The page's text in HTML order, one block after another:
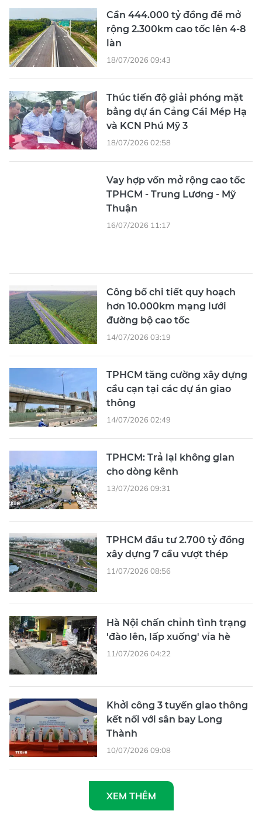
Cần 444.000 tỷ đồng để mở
rộng 2.300km cao tốc lên 4-8
làn
18/07/2026 09:43
Thúc tiến độ giải phóng mặt
bằng dự án Cảng Cái Mép Hạ
và KCN Phú Mỹ 3
18/07/2026 02:58
Vay hợp vốn mở rộng cao tốc
TPHCM - Trung Lương - Mỹ
Thuận
16/07/2026 11:17
hơn 10.000km mạng lưới
đường bộ cao tốc
14/07/2026 03:19
cầu cạn tại các dự án giao
thông
14/07/2026 02:49
cho dòng kênh
13/07/2026 09:31
xây dựng 7 cầu vượt thép
11/07/2026 08:56
'đào lên, lấp xuống' vỉa hè
11/07/2026 04:22
kết nối với sân bay Long
Thành
10/07/2026 09:08
XEM THÊM